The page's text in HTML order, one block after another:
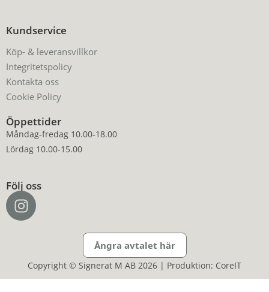
Kundservice
Köp- & leveransvillkor
Integritetspolicy
Kontakta oss
Cookie Policy
Öppettider
Måndag-fredag 10.00-18.00
Lördag 10.00-15.00
Följ oss
Ångra avtalet här
Copyright © Signerat M AB 2026 | Produktion: CoreIT